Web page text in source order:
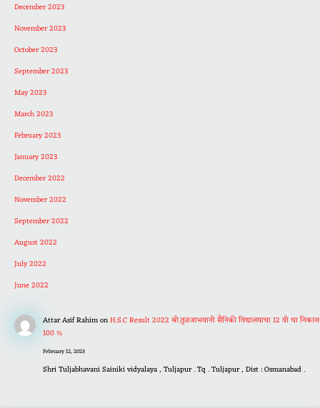
December 2023
November 2023
October 2023
September 2023
May 2023
March 2023
February 2023
January 2023
December 2022
November 2022
September 2022
August 2022
July 2022
June 2022
Attar Asif RahimonH.S.C Result 2022 श्री.तुळजाभवानी सैनिकी विद्यालयाचा 12 वी चा निकाल
100 %
February 12, 2023
Shri Tuljabhavani Sainiki vidyalaya , Tuljapur . Tq . Tuljapur , Dist : Osmanabad .